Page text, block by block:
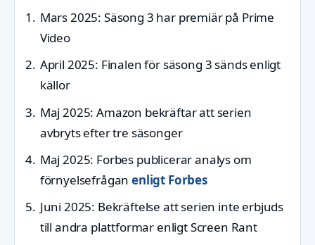
Mars 2025: Säsong 3 har premiär på Prime
Video
April 2025: Finalen för säsong 3 sänds enligt
källor
Maj 2025: Amazon bekräftar att serien
avbryts efter tre säsonger
Maj 2025: Forbes publicerar analys om
förnyelsefråganenligt Forbes
Juni 2025: Bekräftelse att serien inte erbjuds
till andra plattformar enligt Screen Rant